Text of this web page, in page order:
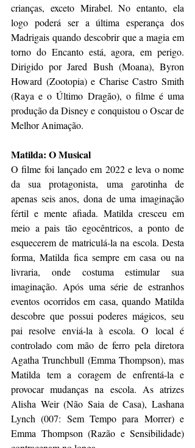
crianças, exceto Mirabel. No entanto, ela
logo poderá ser a última esperança dos
Madrigais quando descobrir que a magia em
torno do Encanto está, agora, em perigo.
Dirigido por Jared Bush (Moana), Byron
Howard (Zootopia) e Charise Castro Smith
(Raya e o Último Dragão), o filme é uma
produção da Disney e conquistou o Oscar de
Melhor Animação.
Matilda: O Musical
O filme foi lançado em 2022 e leva o nome
da sua protagonista, uma garotinha de
apenas seis anos, dona de uma imaginação
fértil e mente afiada. Matilda cresceu em
meio a pais tão egocêntricos, a ponto de
esquecerem de matriculá-la na escola. Desta
forma, Matilda fica sempre em casa ou na
livraria, onde costuma estimular sua
imaginação. Após uma série de estranhos
eventos ocorridos em casa, quando Matilda
descobre que possui poderes mágicos, seu
pai resolve enviá-la à escola. O local é
controlado com mão de ferro pela diretora
Agatha Trunchbull (Emma Thompson), mas
Matilda tem a coragem de enfrentá-la e
provocar mudanças na escola. As atrizes
Alisha Weir (Não Saia de Casa), Lashana
Lynch (007: Sem Tempo para Morrer) e
Emma Thompson (Razão e Sensibilidade)